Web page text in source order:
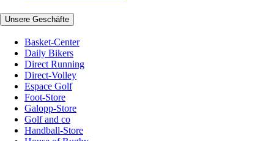
Unsere Geschäfte
Basket-Center
Daily Bikers
Direct Running
Direct-Volley
Espace Golf
Foot-Store
Galopp-Store
Golf and co
Handball-Store